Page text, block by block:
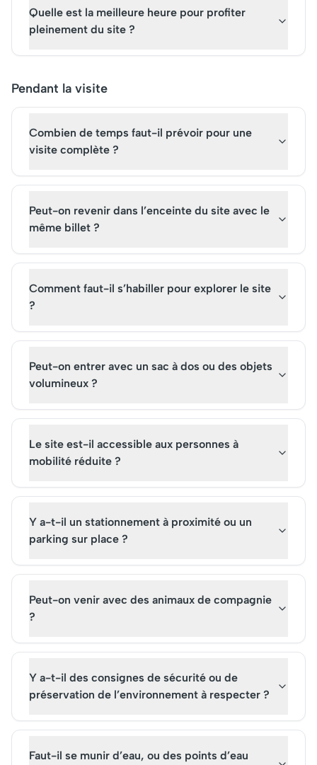
Quelle est la meilleure heure pour profiter
pleinement du site ?
Pendant la visite
Combien de temps faut-il prévoir pour une
visite complète ?
Peut-on revenir dans l’enceinte du site avec le
même billet ?
Comment faut-il s’habiller pour explorer le site
?
Peut-on entrer avec un sac à dos ou des objets
volumineux ?
Le site est-il accessible aux personnes à
mobilité réduite ?
Y a-t-il un stationnement à proximité ou un
parking sur place ?
Peut-on venir avec des animaux de compagnie
?
Y a-t-il des consignes de sécurité ou de
préservation de l’environnement à respecter ?
Faut-il se munir d’eau, ou des points d’eau